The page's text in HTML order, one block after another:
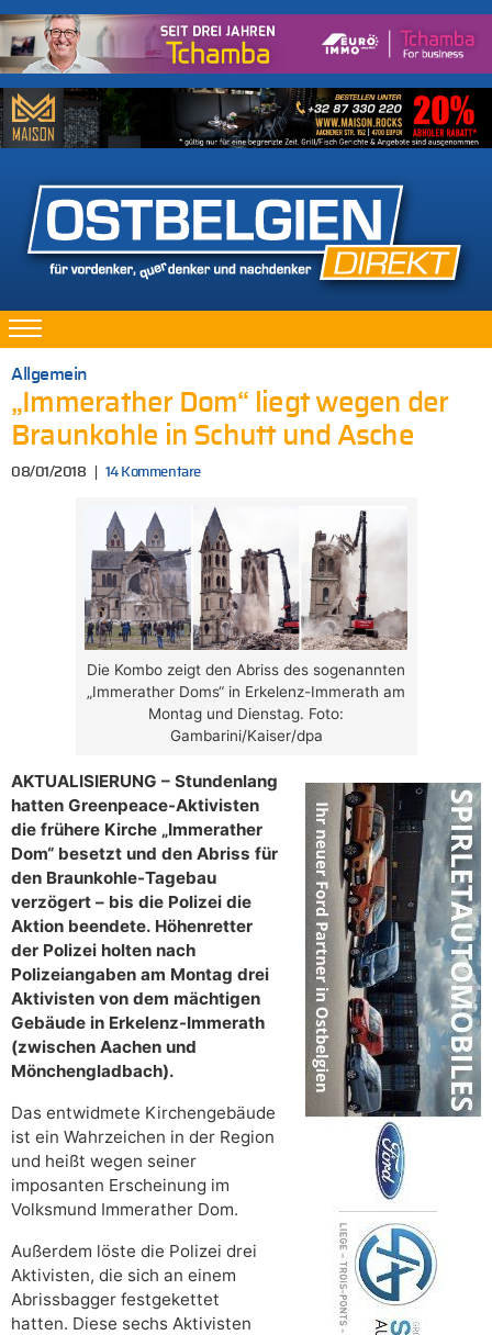
Allgemein
„Immerather Dom“ liegt wegen der
Braunkohle in Schutt und Asche
08/01/2018 14 Kommentare
Die Kombo zeigt den Abriss des sogenannten
„Immerather Doms“ in Erkelenz-Immerath am
Montag und Dienstag. Foto:
Gambarini/Kaiser/dpa
AKTUALISIERUNG – Stundenlang
hatten Greenpeace-Aktivisten
die frühere Kirche „Immerather
Dom“ besetzt und den Abriss für
den Braunkohle-Tagebau
verzögert – bis die Polizei die
Aktion beendete. Höhenretter
der Polizei holten nach
Polizeiangaben am Montag drei
Aktivisten von dem mächtigen
Gebäude in Erkelenz-Immerath
(zwischen Aachen und
Mönchengladbach).
Das entwidmete Kirchengebäude
ist ein Wahrzeichen in der Region
und heißt wegen seiner
imposanten Erscheinung im
Volksmund Immerather Dom.
Außerdem löste die Polizei drei
Aktivisten, die sich an einem
Abrissbagger festgekettet
hatten. Diese sechs Aktivisten